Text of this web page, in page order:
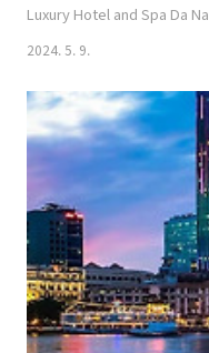
Luxury Hotel and Spa Da
가를 확인하세요! 최저가 보장
리 호텔 앤 스파 다낭 (G8
59 LE DUAN - HAI CHAU -
에 보는 G8 럭셔리 호텔 앤 스
(는) 다낭의 풍경과 생동감을
다. 도심의 ..
2024. 5. 9.